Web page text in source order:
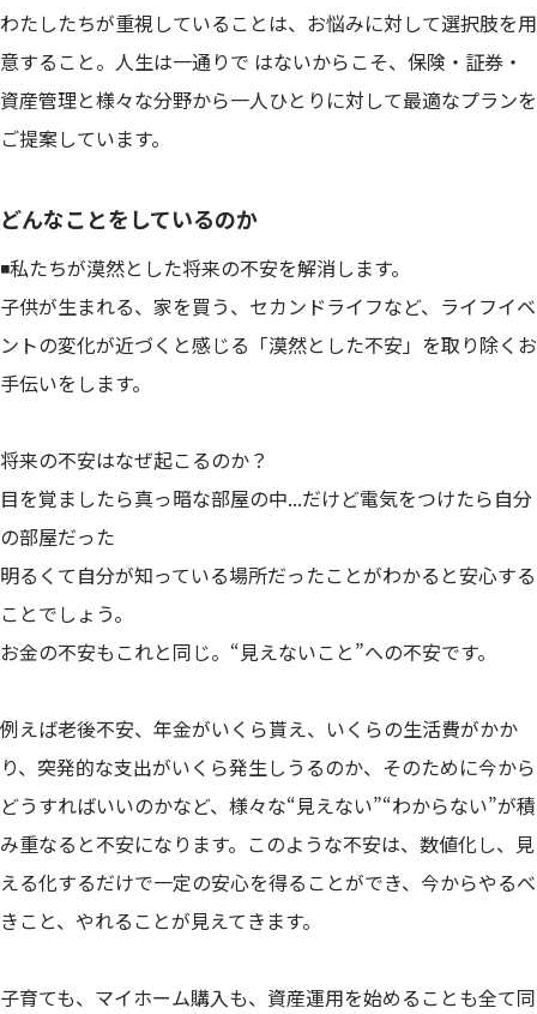
わたしたちが重視していることは、お悩みに対して選択肢を用
意すること。人生は一通りで はないからこそ、保険・証券・
資産管理と様々な分野から一人ひとりに対して最適なプランを
ご提案しています。
どんなことをしているのか
◾️私たちが漠然とした将来の不安を解消します。
子供が生まれる、家を買う、セカンドライフなど、ライフイベ
ントの変化が近づくと感じる「漠然とした不安」を取り除くお
手伝いをします。
将来の不安はなぜ起こるのか？
目を覚ましたら真っ暗な部屋の中...だけど電気をつけたら自分
の部屋だった
明るくて自分が知っている場所だったことがわかると安心する
ことでしょう。
お金の不安もこれと同じ。“見えないこと”への不安です。
例えば老後不安、年金がいくら貰え、いくらの生活費がかか
り、突発的な支出がいくら発生しうるのか、そのために今から
どうすればいいのかなど、様々な“見えない”“わからない”が積
み重なると不安になります。このような不安は、数値化し、見
える化するだけで一定の安心を得ることができ、今からやるべ
きこと、やれることが見えてきます。
子育ても、マイホーム購入も、資産運用を始めることも全て同